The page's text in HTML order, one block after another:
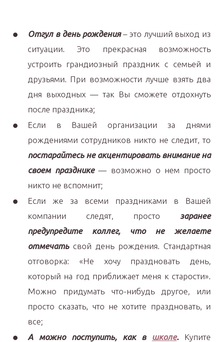
Отгул в день рождения– это лучший выход из
ситуации. Это прекрасная возможность
устроить грандиозный праздник с семьей и
друзьями. При возможности лучше взять два
дня выходных — так Вы сможете отдохнуть
после праздника;
Если в Вашей организации за днями
рождениями сотрудников никто не следит, то
постарайтесь не акцентировать внимание на
своем празднике— возможно о нем просто
никто не вспомнит;
Если же за всеми праздниками в Вашей
компании следят, просто заранее
предупредите коллег, что не желаете
отмечать свой день рождения. Стандартная
отговорка: «Не хочу праздновать день,
который на год приближает меня к старости».
Можно придумать что-нибудь другое, или
просто сказать, что не хотите праздновать, и
все;
А можно поступить, как в
школе. Купите